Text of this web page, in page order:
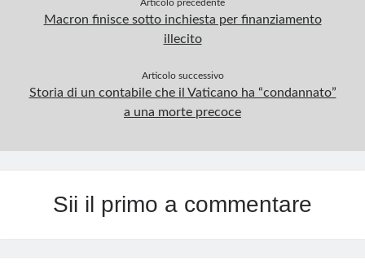
Articolo precedente
Macron finisce sotto inchiesta per finanziamento
illecito
Articolo successivo
Storia di un contabile che il Vaticano ha “condannato”
a una morte precoce
Sii il primo a commentare